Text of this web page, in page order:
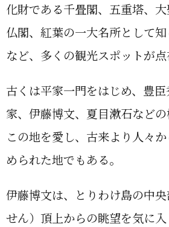
化財である千畳閣、五重塔、
仏閣、紅葉の一大名所として
など、多くの観光スポットが点
古くは平家一門をはじめ、豊
家、伊藤博文、夏目漱石など
この地を愛し、古来より人々
められた地でもある。
伊藤博文は、とりわけ島の中
せん）頂上からの眺望を気に